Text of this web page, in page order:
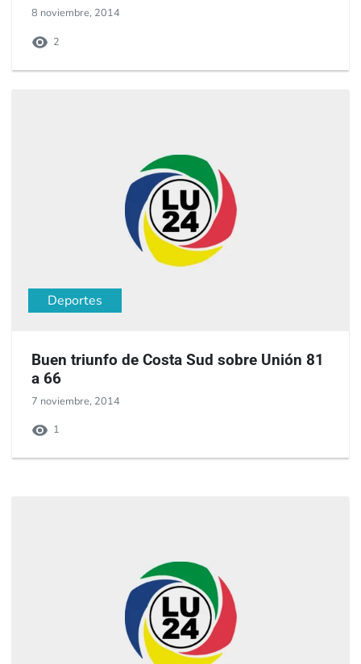
8 noviembre, 2014
2
Deportes
Buen triunfo de Costa Sud sobre Unión 81
a 66
7 noviembre, 2014
1